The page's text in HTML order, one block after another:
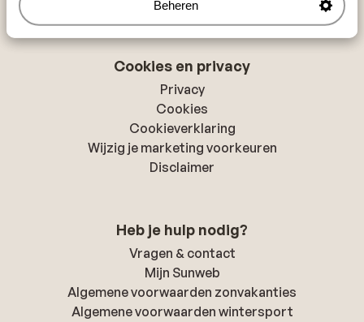
Beheren
Toegankelijkheidsverklaring
Cookies en privacy
Privacy
Cookies
Cookieverklaring
Wijzig je marketing voorkeuren
Disclaimer
Heb je hulp nodig?
Vragen & contact
Mijn Sunweb
Algemene voorwaarden zonvakanties
Algemene voorwaarden wintersport